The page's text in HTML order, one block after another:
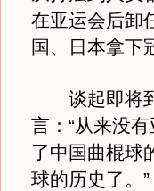
在亚运会后卸
国、日本拿下
谈起即将到
言：“从来没
了中国曲棍球
球的历史了。”